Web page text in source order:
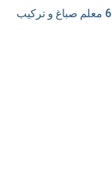
دهان صباغ ضاحية مبارك العبدالله الجابر 66405052 معلم صباغ و تركيب